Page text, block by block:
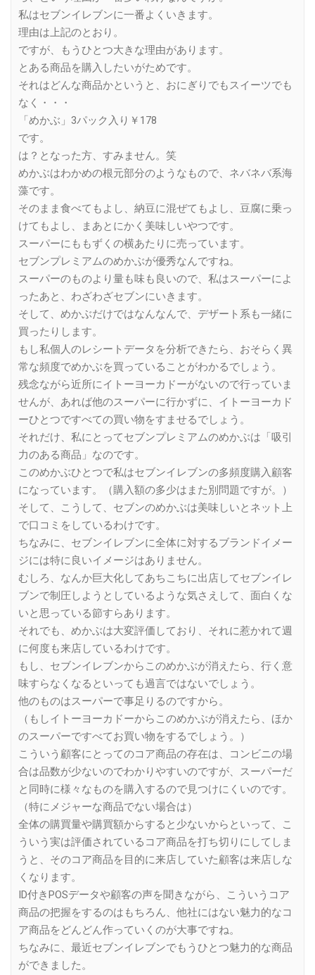
私はセブンイレブンに一番よくいきます。
理由は上記のとおり。
ですが、もうひとつ大きな理由があります。
とある商品を購入したいがためです。
それはどんな商品かというと、おにぎりでもスイーツでも
なく・・・
「めかぶ」3パック入り￥178
です。
は？となった方、すみません。笑
めかぶはわかめの根元部分のようなもので、ネバネバ系海
藻です。
そのまま食べてもよし、納豆に混ぜてもよし、豆腐に乗っ
けてもよし、まあとにかく美味しいやつです。
スーパーにももずくの横あたりに売っています。
セブンプレミアムのめかぶが優秀なんですね。
スーパーのものより量も味も良いので、私はスーパーによ
ったあと、わざわざセブンにいきます。
そして、めかぶだけではなんなんで、デザート系も一緒に
買ったりします。
もし私個人のレシートデータを分析できたら、おそらく異
常な頻度でめかぶを買っていることがわかるでしょう。
残念ながら近所にイトーヨーカドーがないので行っていま
せんが、あれば他のスーパーに行かずに、イトーヨーカド
ーひとつですべての買い物をすませるでしょう。
それだけ、私にとってセブンプレミアムのめかぶは「吸引
力のある商品」なのです。
このめかぶひとつで私はセブンイレブンの多頻度購入顧客
になっています。（購入額の多少はまた別問題ですが。）
そして、こうして、セブンのめかぶは美味しいとネット上
で口コミをしているわけです。
ちなみに、セブンイレブンに全体に対するブランドイメー
ジには特に良いイメージはありません。
むしろ、なんか巨大化してあちこちに出店してセブンイレ
ブンで制圧しようとしているような気さえして、面白くな
いと思っている節すらあります。
それでも、めかぶは大変評価しており、それに惹かれて週
に何度も来店しているわけです。
もし、セブンイレブンからこのめかぶが消えたら、行く意
味すらなくなるといっても過言ではないでしょう。
他のものはスーパーで事足りるのですから。
（もしイトーヨーカドーからこのめかぶが消えたら、ほか
のスーパーですべてお買い物をするでしょう。）
こういう顧客にとってのコア商品の存在は、コンビニの場
合は品数が少ないのでわかりやすいのですが、スーパーだ
と同時に様々なものを購入するので見つけにくいのです。
（特にメジャーな商品でない場合は）
全体の購買量や購買額からすると少ないからといって、こ
ういう実は評価されているコア商品を打ち切りにしてしま
うと、そのコア商品を目的に来店していた顧客は来店しな
くなります。
ID付きPOSデータや顧客の声を聞きながら、こういうコア
商品の把握をするのはもちろん、他社にはない魅力的なコ
ア商品をどんどん作っていくのが大事ですね。
ちなみに、最近セブンイレブンでもうひとつ魅力的な商品
ができました。